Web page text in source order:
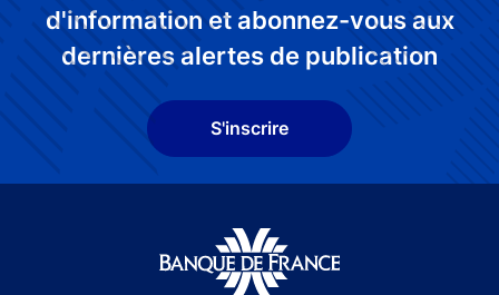
d'information et abonnez-vous aux
dernières alertes de publication
S'inscrire